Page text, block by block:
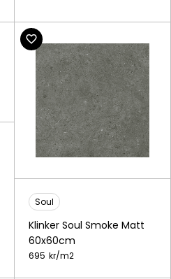
Soul
Klinker Soul Smoke Matt
60x60cm
695 kr/m2